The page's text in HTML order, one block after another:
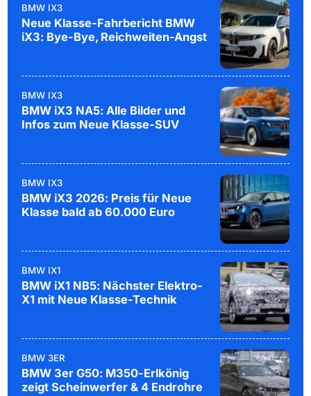
BMW IX3
Neue Klasse-Fahrbericht BMW
iX3: Bye-Bye, Reichweiten-Angst
BMW IX3
BMW iX3 NA5: Alle Bilder und
Infos zum Neue Klasse-SUV
BMW IX3
BMW iX3 2026: Preis für Neue
Klasse bald ab 60.000 Euro
BMW IX1
BMW iX1 NB5: Nächster Elektro-
X1 mit Neue Klasse-Technik
BMW 3ER
BMW 3er G50: M350-Erlkönig
zeigt Scheinwerfer & 4 Endrohre